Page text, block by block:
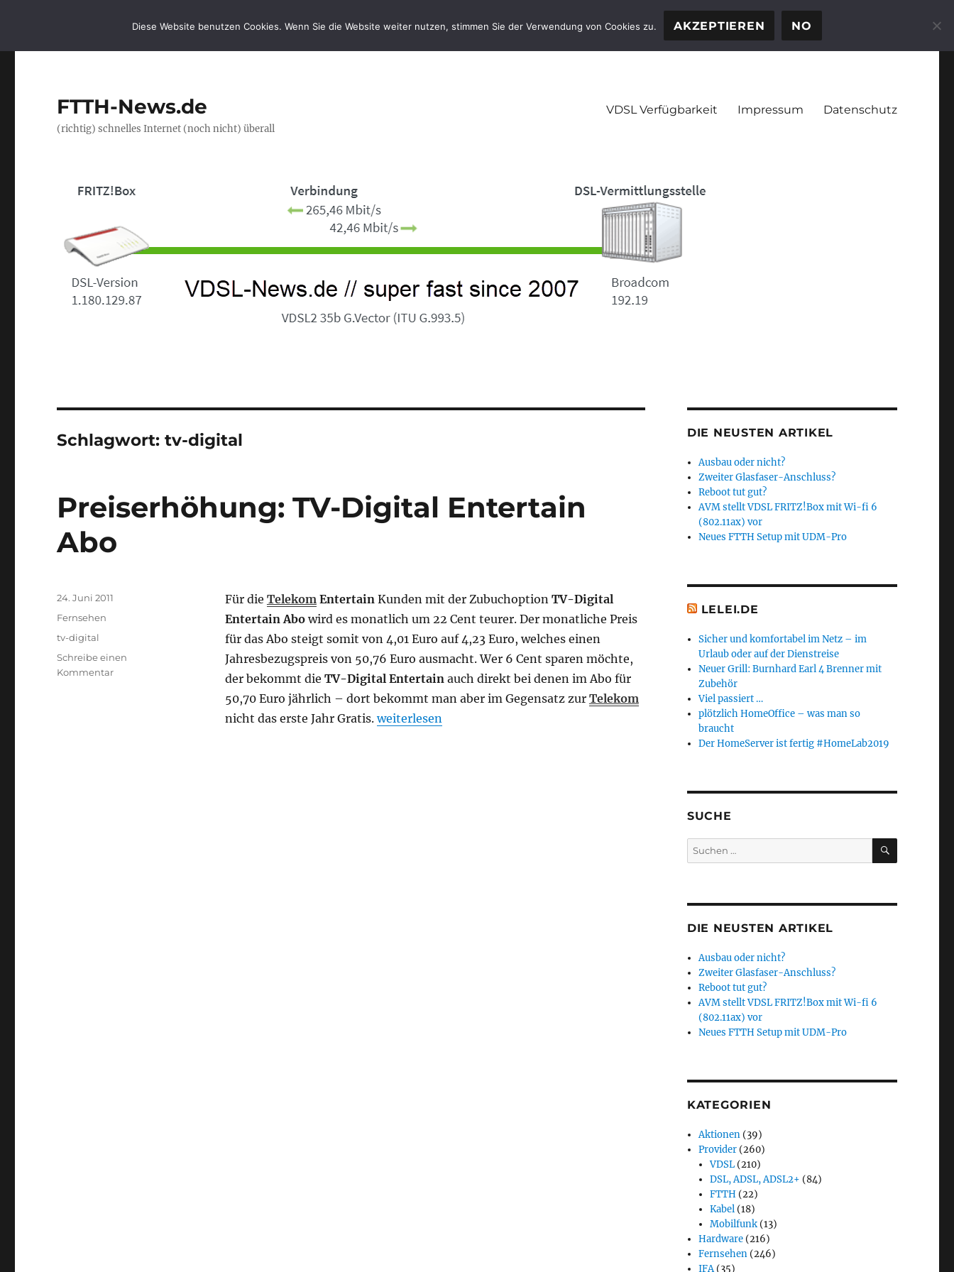
FTTH-News.de
(richtig) schnelles Internet (noch nicht) überall
VDSL Verfügbarkeit Impressum Datenschutz
Schlagwort:tv-digital
Preiserhöhung: TV-Digital Entertain
Abo
Für die Telekom Entertain Kunden mit der Zubuchoption TV-Digital
Entertain Abowird es monatlich um 22 Cent teurer. Der monatliche Preis
für das Abo steigt somit von 4,01 Euro auf 4,23 Euro, welches einen
Jahresbezugspreis von 50,76 Euro ausmacht. Wer 6 Cent sparen möchte,
der bekommt die TV-Digital Entertain auch direkt bei denen im Abo für
50,70 Euro jährlich – dort bekommt man aber im Gegensatz zur Telekom
nicht das erste Jahr Gratis.„Preiserhöhung: TV-Digital Entertain Abo“
weiterlesen
Veröffentlicht
24. Juni 2011
Kategorien
Fernsehen
Schlagwörter
tv-digital
Schreibe einen
Kommentarzu
DIE NEUSTEN ARTIKEL
Ausbau oder nicht?
Zweiter Glasfaser-Anschluss?
Reboot tut gut?
AVM stellt VDSL FRITZ!Box mit Wi-fi 6
(802.11ax) vor
Neues FTTH Setup mit UDM-Pro
LELEI.DE
Sicher und komfortabel im Netz – im
Urlaub oder auf der Dienstreise
Neuer Grill: Burnhard Earl 4 Brenner mit
Zubehör
Viel passiert …
plötzlich HomeOffice – was man so
braucht
Der HomeServer ist fertig #HomeLab2019
SUCHE
Suchen
nach:
SUCHEN
DIE NEUSTEN ARTIKEL
Ausbau oder nicht?
Zweiter Glasfaser-Anschluss?
Reboot tut gut?
AVM stellt VDSL FRITZ!Box mit Wi-fi 6
(802.11ax) vor
Neues FTTH Setup mit UDM-Pro
KATEGORIEN
Aktionen (39)
Provider (260)
VDSL (210)
DSL, ADSL, ADSL2+ (84)
FTTH (22)
Kabel (18)
Mobilfunk (13)
Hardware (216)
Fernsehen (246)
IFA(35)
Diese Website benutzen Cookies. Wenn Sie die Website weiter nutzen, stimmen Sie der Verwendung von Cookies zu. AKZEPTIEREN NO